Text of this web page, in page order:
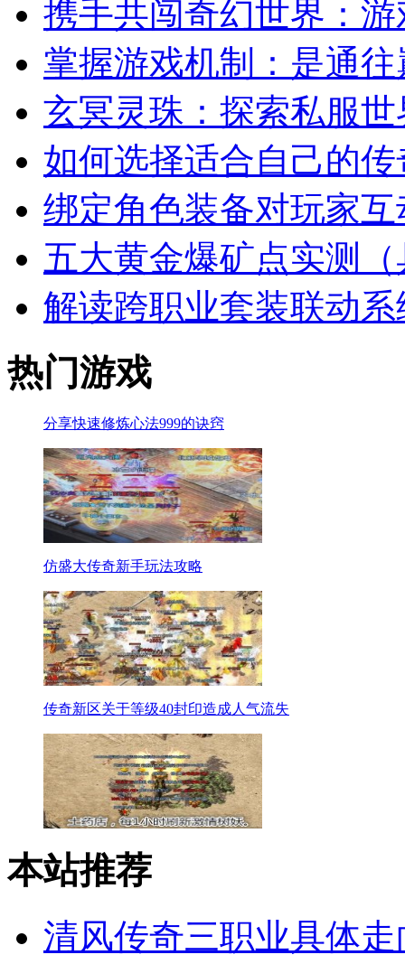
携手共闯奇幻世界：
掌握游戏机制：是通
玄冥灵珠：探索私服
如何选择适合自己的
绑定角色装备对玩家
五大黄金爆矿点实测
解读跨职业套装联动
热门游戏
分享快速修炼心法999的诀窍
仿盛大传奇新手玩法攻略
传奇新区关于等级40封印造成人气流失
本站推荐
清风传奇三职业具体